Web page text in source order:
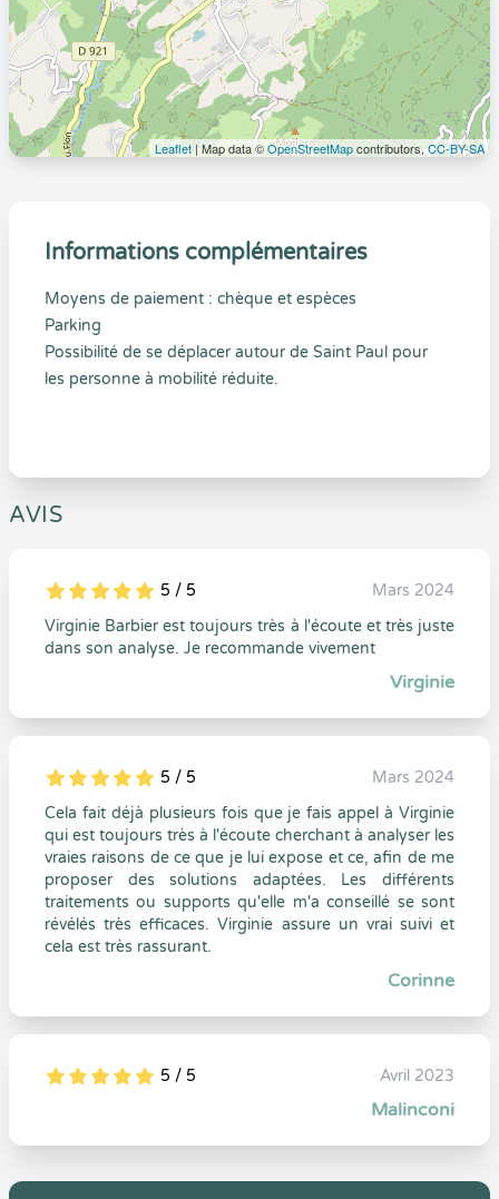
Leaflet | Map data ©OpenStreetMapcontributors,CC-BY-SA
Informations complémentaires
Moyens de paiement : chèque et espèces
Parking
Possibilité de se déplacer autour de Saint Paul pour
les personne à mobilité réduite.
AVIS
5
1
5
0 5 / 5
Mars 2024
Virginie Barbier est toujours très à l'écoute et très juste
dans son analyse. Je recommande vivement
Virginie
5
1
5
0 5 / 5
Mars 2024
Cela fait déjà plusieurs fois que je fais appel à Virginie
qui est toujours très à l'écoute cherchant à analyser les
vraies raisons de ce que je lui expose et ce, afin de me
proposer des solutions adaptées. Les différents
traitements ou supports qu'elle m'a conseillé se sont
révélés très efficaces. Virginie assure un vrai suivi et
cela est très rassurant.
Corinne
5
1
5
0 5 / 5 Avril 2023
Malinconi